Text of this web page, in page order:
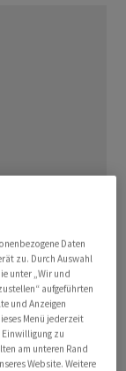
Ländern
teilte das
mit.
Daten
zu. Durch Auswahl
unter „Wir und
aufgeführten
und Anzeigen
Menü jederzeit
zu
am unteren Rand
Website. Weitere